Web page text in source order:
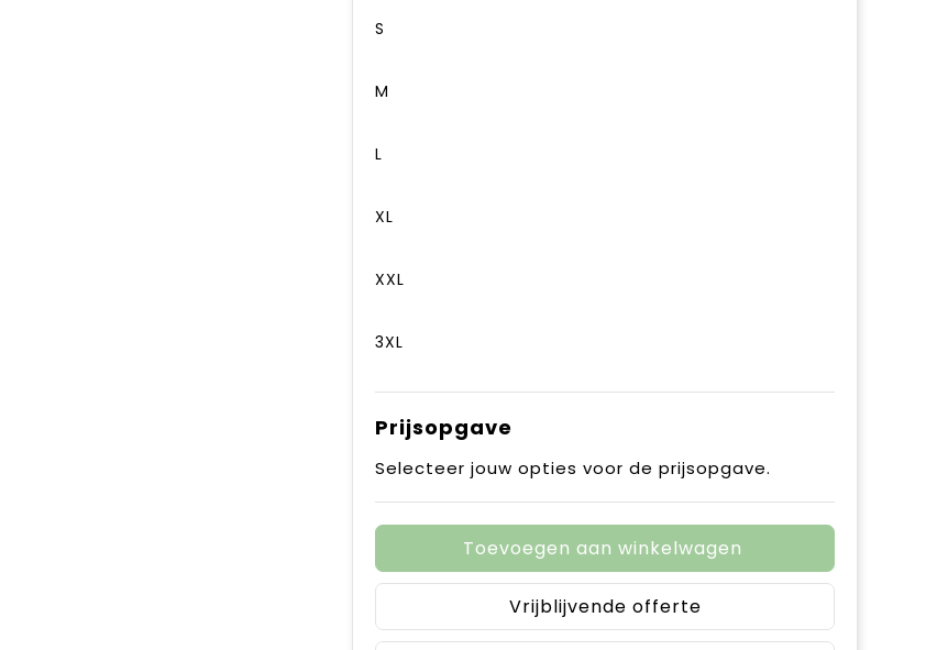
S
M
L
XL
XXL
3XL
Prijsopgave
Selecteer jouw opties voor de prijsopgave.
Toevoegen aan winkelwagen
Vrijblijvende offerte